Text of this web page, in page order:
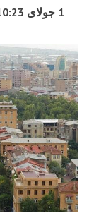
1 جولای 10:23